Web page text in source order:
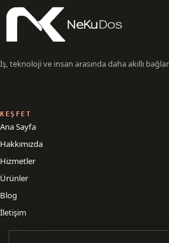
İş, teknoloji ve insan arasında daha akıllı
KEŞFET
Ana Sayfa
Hakkımızda
Hizmetler
Ürünler
Blog
İletişim